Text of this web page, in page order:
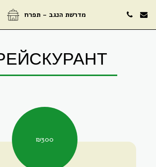
מדרשת הנגב - תפרח
₪300